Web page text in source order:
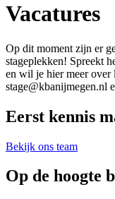
Vacatures
Op dit moment zijn er
stageplekken! Spreekt
en wil je hier meer over
stage@kbanijmegen.nl
Eerst kennis
Bekijk ons team
Op de hoogte